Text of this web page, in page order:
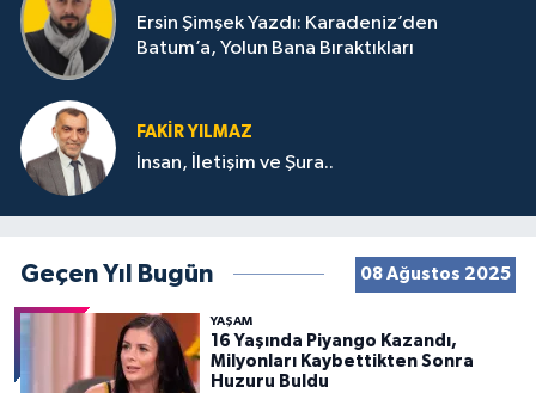
Ersin Şimşek Yazdı: Karadeniz’den
Batum’a, Yolun Bana Bıraktıkları
FAKIR YILMAZ
İnsan, İletişim ve Şura..
Geçen Yıl Bugün 08 Ağustos 2025
YAŞAM
16 Yaşında Piyango Kazandı,
Milyonları Kaybettikten Sonra
Huzuru Buldu